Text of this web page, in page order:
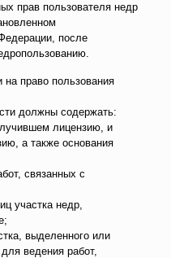
прав пользователя недр
после
право пользования
должны содержать:
лицензию, и
а также основания
связанных с
участка недр,
выделенного или
ведения работ,